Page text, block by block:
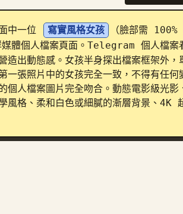
中一位 寫實風格女孩
（臉部需 100%
媒體個人檔案頁面。Telegram 個人檔案
造出動態感。女孩半身探出檔案框架外，
一張照片中的女孩完全一致，不得有任
個人檔案圖片完全吻合。動態電影級光影
風格、柔和白色或細膩的漸層背景、4K